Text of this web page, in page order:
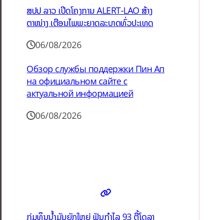
ສປປ ລາວ ເປີດໂຄງການ ALERT-LAO ສ້າງ
ຕາໜ່າງ ເຕືອນໄພພະຍາດລະບາດທົ່ວປະເທດ
06/08/2026
Обзор службы поддержки Пин Ап
на официальном сайте с
актуальной информацией
06/08/2026
ກຸ່ມທຶນນ້ຳມັນຍັກໃຫຍ່ ຟັນກຳໄລ 93 ຕື້ໂດລາ